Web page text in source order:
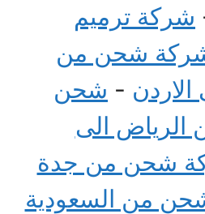
شركة ترميم
شحن من
- شحن
الى
شحن من جدة
من السعودية